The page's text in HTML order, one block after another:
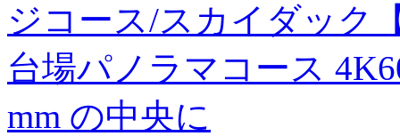
ジコース/スカイダック
台場パノラマコース
mm の中央に